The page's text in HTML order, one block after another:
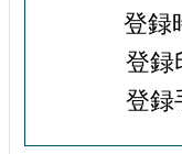
登録
登
登